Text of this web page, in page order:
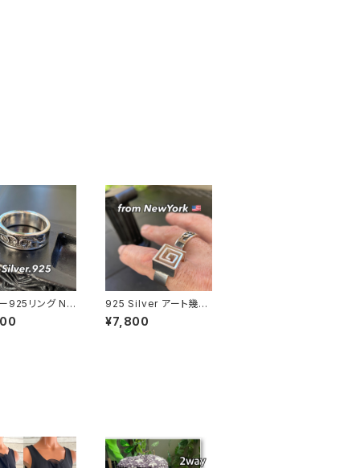
925リング NY
指輪 メンズリン
トライ
925 Silver アート幾何
学リング 渦 立体 ユニ
セックス フリーサイズ
¥7,800